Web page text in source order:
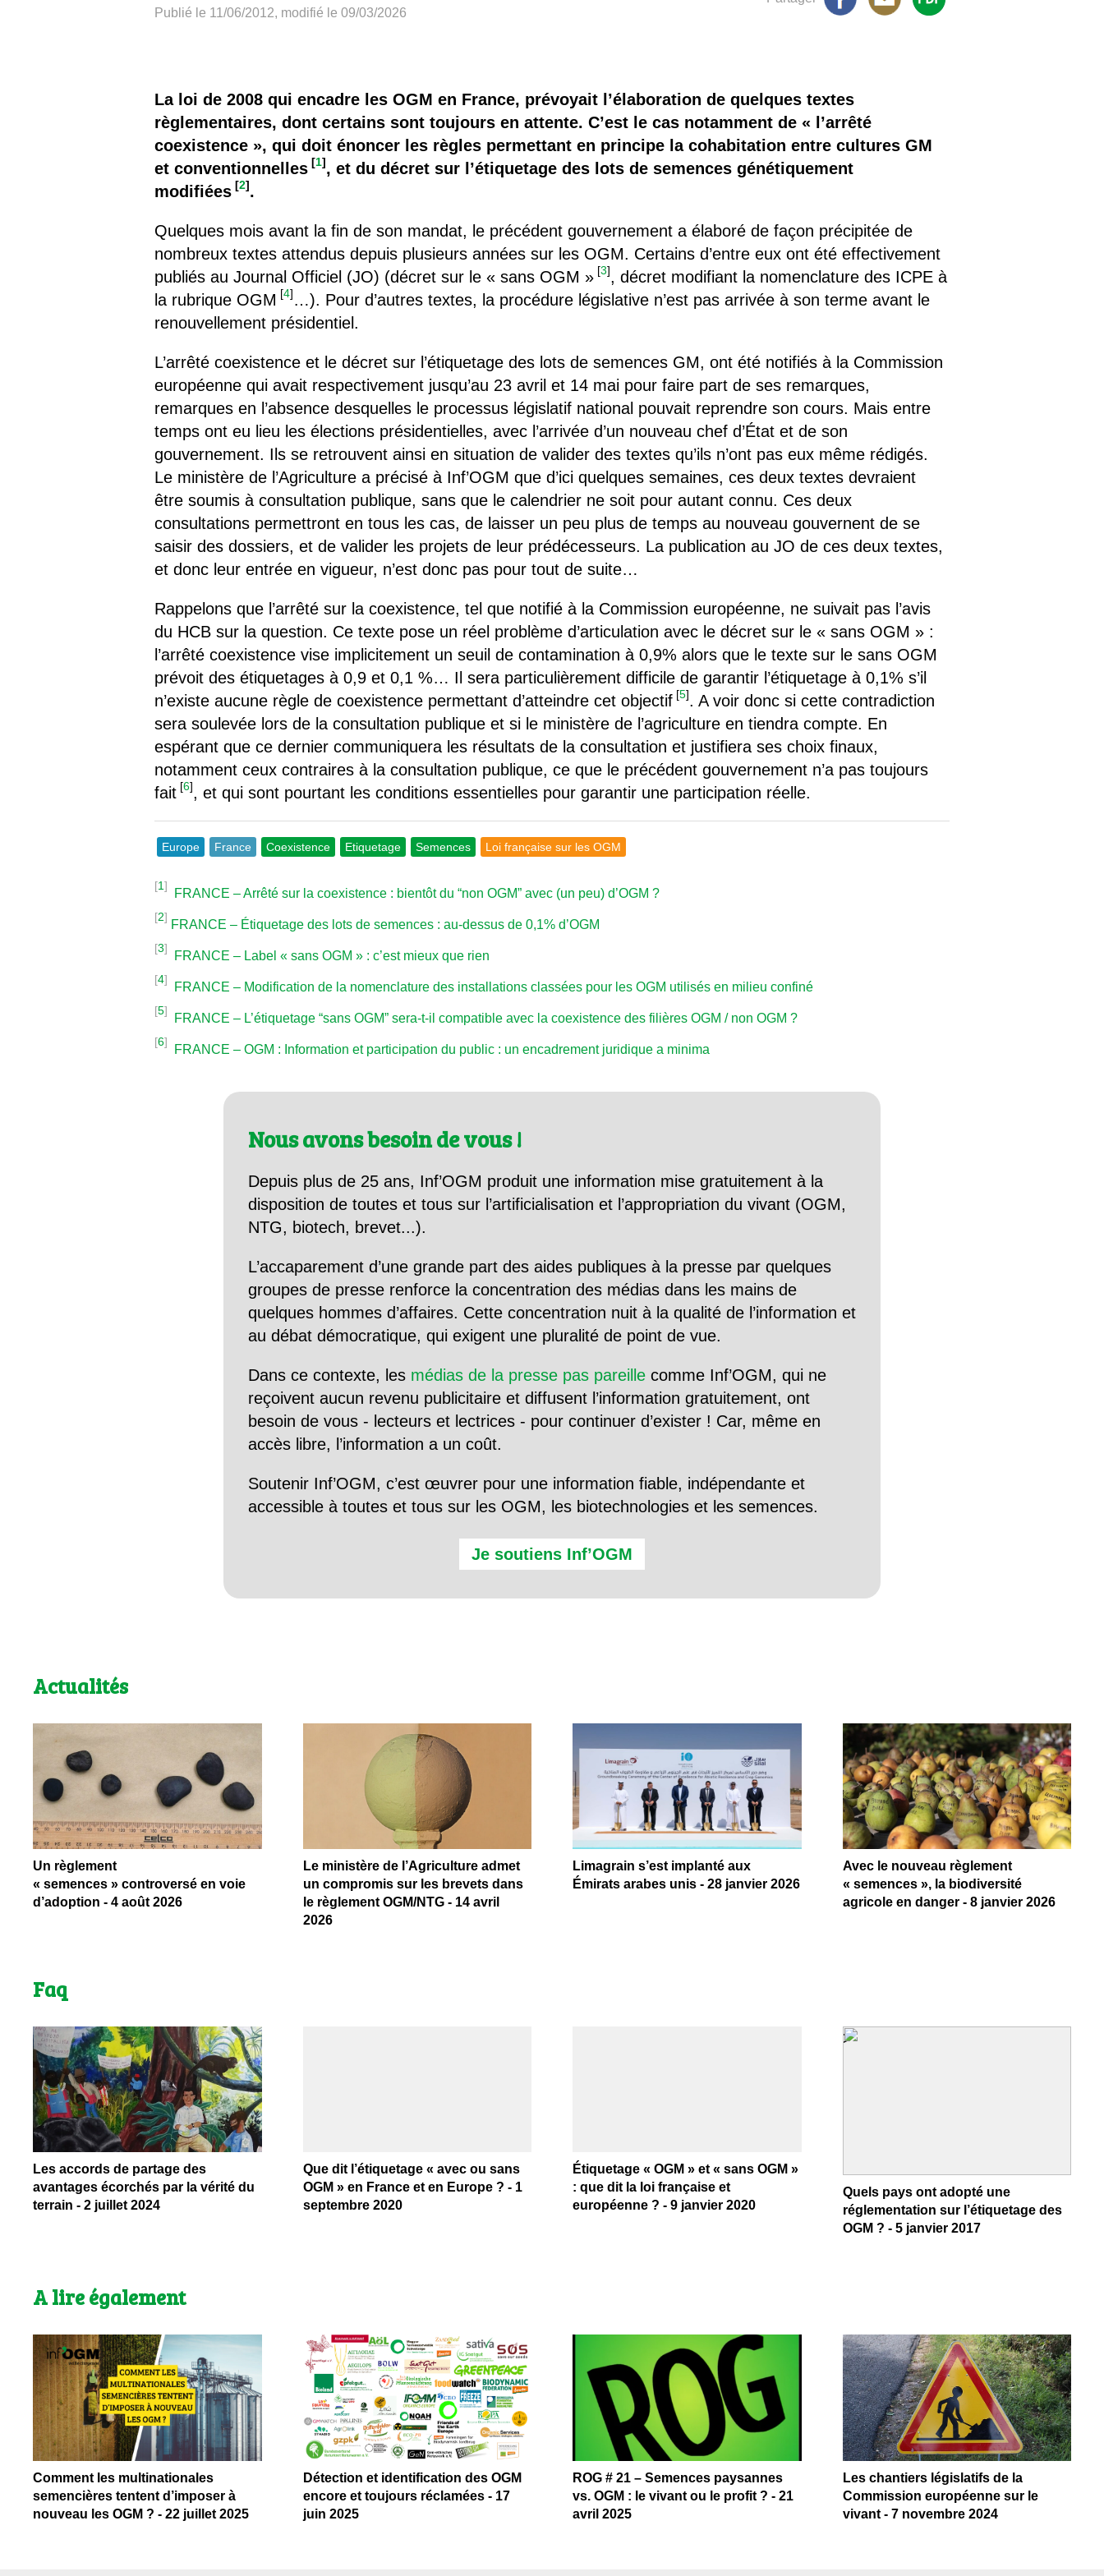
Quels sont les avantages et les inconvénients des OGM ?
Publié le 11/06/2012, modifié le 09/03/2026
La loi de 2008 qui encadre les OGM en France, prévoyait l’élaboration de quelques textes
règlementaires, dont certains sont toujours en attente. C’est le cas notamment de « l’arrêté
coexistence », qui doit énoncer les règles permettant en principe la cohabitation entre cultures GM
et conventionnelles [1], et du décret sur l’étiquetage des lots de semences génétiquement
modifiées [2].
Quelques mois avant la fin de son mandat, le précédent gouvernement a élaboré de façon précipitée de
nombreux textes attendus depuis plusieurs années sur les OGM. Certains d’entre eux ont été effectivement
publiés au Journal Officiel (JO) (décret sur le « sans OGM » [3], décret modifiant la nomenclature des ICPE à
la rubrique OGM [4]…). Pour d’autres textes, la procédure législative n’est pas arrivée à son terme avant le
renouvellement présidentiel.
L’arrêté coexistence et le décret sur l’étiquetage des lots de semences GM, ont été notifiés à la Commission
européenne qui avait respectivement jusqu’au 23 avril et 14 mai pour faire part de ses remarques,
remarques en l’absence desquelles le processus législatif national pouvait reprendre son cours. Mais entre
temps ont eu lieu les élections présidentielles, avec l’arrivée d’un nouveau chef d’État et de son
gouvernement. Ils se retrouvent ainsi en situation de valider des textes qu’ils n’ont pas eux même rédigés.
Le ministère de l’Agriculture a précisé à Inf’OGM que d’ici quelques semaines, ces deux textes devraient
être soumis à consultation publique, sans que le calendrier ne soit pour autant connu. Ces deux
consultations permettront en tous les cas, de laisser un peu plus de temps au nouveau gouvernent de se
saisir des dossiers, et de valider les projets de leur prédécesseurs. La publication au JO de ces deux textes,
et donc leur entrée en vigueur, n’est donc pas pour tout de suite…
Rappelons que l’arrêté sur la coexistence, tel que notifié à la Commission européenne, ne suivait pas l’avis
du HCB sur la question. Ce texte pose un réel problème d’articulation avec le décret sur le « sans OGM » :
l’arrêté coexistence vise implicitement un seuil de contamination à 0,9% alors que le texte sur le sans OGM
prévoit des étiquetages à 0,9 et 0,1 %… Il sera particulièrement difficile de garantir l’étiquetage à 0,1% s’il
n’existe aucune règle de coexistence permettant d’atteindre cet objectif [5]. A voir donc si cette contradiction
sera soulevée lors de la consultation publique et si le ministère de l’agriculture en tiendra compte. En
espérant que ce dernier communiquera les résultats de la consultation et justifiera ses choix finaux,
notamment ceux contraires à la consultation publique, ce que le précédent gouvernement n’a pas toujours
fait [6], et qui sont pourtant les conditions essentielles pour garantir une participation réelle.
Europe France Coexistence Etiquetage Semences Loi française sur les OGM
[1]
FRANCE – Arrêté sur la coexistence : bientôt du “non OGM” avec (un peu) d’OGM ?
[2]
FRANCE – Étiquetage des lots de semences : au-dessus de 0,1% d’OGM
[3]
FRANCE – Label « sans OGM » : c’est mieux que rien
[4]
FRANCE – Modification de la nomenclature des installations classées pour les OGM utilisés en milieu confiné
[5]
FRANCE – L’étiquetage “sans OGM” sera-t-il compatible avec la coexistence des filières OGM / non OGM ?
[6]
FRANCE – OGM : Information et participation du public : un encadrement juridique a minima
Nous avons besoin de vous !
Depuis plus de 25 ans, Inf’OGM produit une information mise gratuitement à la
disposition de toutes et tous sur l’artificialisation et l’appropriation du vivant (OGM,
NTG, biotech, brevet...).
L’accaparement d’une grande part des aides publiques à la presse par quelques
groupes de presse renforce la concentration des médias dans les mains de
quelques hommes d’affaires. Cette concentration nuit à la qualité de l’information et
au débat démocratique, qui exigent une pluralité de point de vue.
Dans ce contexte, les médias de la presse pas pareille comme Inf’OGM, qui ne
reçoivent aucun revenu publicitaire et diffusent l’information gratuitement, ont
besoin de vous - lecteurs et lectrices - pour continuer d’exister ! Car, même en
accès libre, l’information a un coût.
Soutenir Inf’OGM, c’est œuvrer pour une information fiable, indépendante et
accessible à toutes et tous sur les OGM, les biotechnologies et les semences.
Je soutiens Inf’OGM
Actualités
Un règlement
« semences » controversé en voie
d’adoption - 4 août 2026
Le ministère de l’Agriculture admet
un compromis sur les brevets dans
le règlement OGM/NTG - 14 avril
2026
Limagrain s’est implanté aux
Émirats arabes unis - 28 janvier 2026
Avec le nouveau règlement
« semences », la biodiversité
agricole en danger - 8 janvier 2026
Faq
Les accords de partage des
avantages écorchés par la vérité du
terrain - 2 juillet 2024
Que dit l’étiquetage « avec ou sans
OGM » en France et en Europe ? - 1
septembre 2020
Étiquetage « OGM » et « sans OGM »
: que dit la loi française et
européenne ? - 9 janvier 2020
>
Quels pays ont adopté une
réglementation sur l’étiquetage des
OGM ? - 5 janvier 2017
A lire également
Comment les multinationales
semencières tentent d’imposer à
nouveau les OGM ? - 22 juillet 2025
Détection et identification des OGM
encore et toujours réclamées - 17
juin 2025
ROG # 21 – Semences paysannes
vs. OGM : le vivant ou le profit ? - 21
avril 2025
Les chantiers législatifs de la
Commission européenne sur le
vivant - 7 novembre 2024